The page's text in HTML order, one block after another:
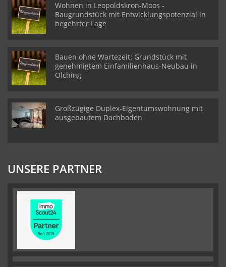
Wohnen in Leopoldskron-Moos -
Baugrundstück mit Entwicklungspotenzial in
begehrter Lage
Bauen ohne Wartezeit: Grundstück mit
genehmigtem Einfamilienhaus-Neubau in
Olching
Großzügige Duplex-Eigentumswohnung mit
ausgebautem Dachboden
UNSERE PARTNER